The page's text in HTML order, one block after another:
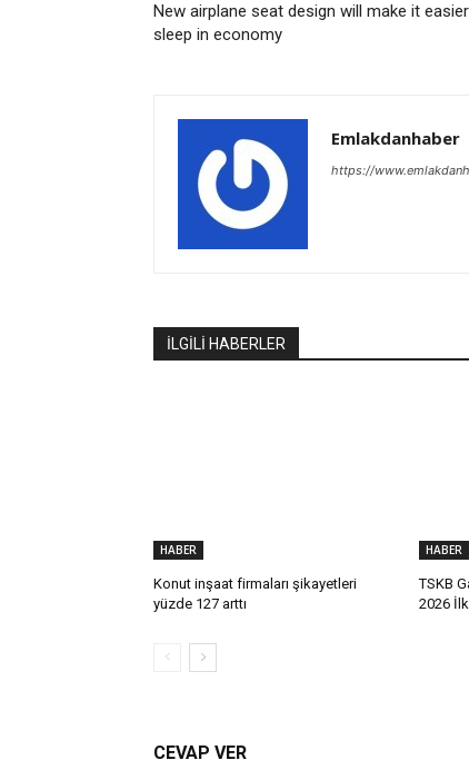
New airplane seat design will make it
sleep in economy
Emlakdanhaber
https://
İLGİLİ HABERLER
HABER
Konut inşaat firmaları şikayetleri
yüzde 127 arttı
HABER
TSKB
2026 İlk
CEVAP VER